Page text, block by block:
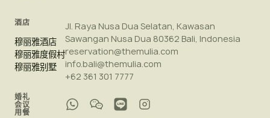
酒店
穆丽雅酒店
穆丽雅度假村
穆丽雅别墅
婚礼
会议
用餐
Jl. Raya Nusa Dua Selatan, Kawasan
Sawangan Nusa Dua 80362 Bali, Indonesia
reservation@themulia.com
info.bali@themulia.com
+62 361 301 7777